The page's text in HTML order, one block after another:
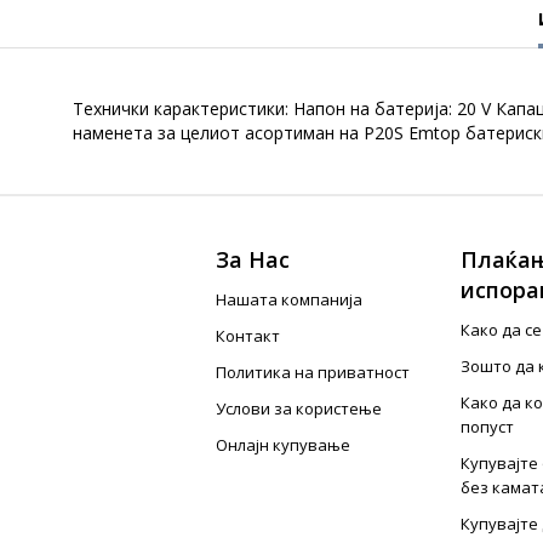
Технички карактеристики: Напон на батерија: 20 V
наменета за целиот асортиман на P20S Emtop
За Нас
Нашата компанија
Контакт
Политика на приватност
Услови за користење
Онлајн купување
Како да
Зошто да
Како да
попуст
без